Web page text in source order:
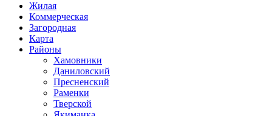
Жилая
Коммерческая
Загородная
Карта
Районы
Хамовники
Даниловский
Пресненский
Раменки
Тверской